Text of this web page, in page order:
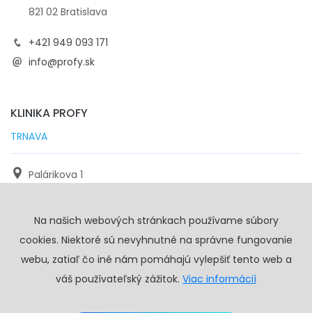
821 02 Bratislava
+421 949 093 171
info@profy.sk
KLINIKA PROFY
TRNAVA
Palárikova 1
+421 905 117 923
info@profy.sk
Na našich webových stránkach používame súbory
cookies. Niektoré sú nevyhnutné na správne fungovanie
webu, zatiaľ čo iné nám pomáhajú vylepšiť tento web a
váš používateľský zážitok. Viac informácií